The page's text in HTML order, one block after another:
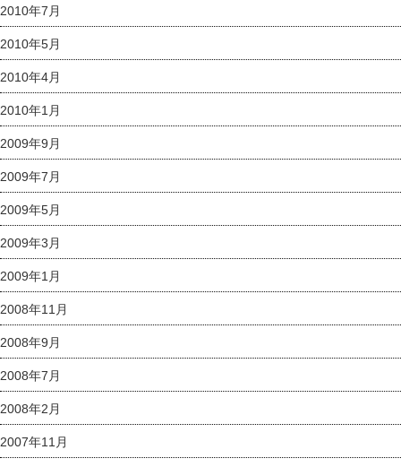
2010年7月
2010年5月
2010年4月
2010年1月
2009年9月
2009年7月
2009年5月
2009年3月
2009年1月
2008年11月
2008年9月
2008年7月
2008年2月
2007年11月